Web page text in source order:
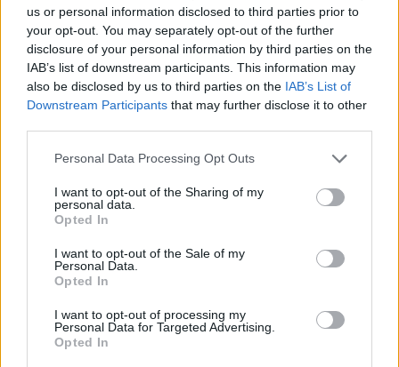
us or personal information disclosed to third parties prior to
your opt-out. You may separately opt-out of the further
disclosure of your personal information by third parties on the
IAB’s list of downstream participants. This information may
also be disclosed by us to third parties on the IAB’s List of
Downstream Participants that may further disclose it to other
Personal Data Processing Opt Outs
I want to opt-out of the Sharing of my
personal data.
Opted In
I want to opt-out of the Sale of my
Personal Data.
Opted In
I want to opt-out of processing my
Personal Data for Targeted Advertising.
Opted In
Το βίντεο έχει ξεπεράσει το μισό εκατομμύριο
προβολές ενώ τα σχόλια για τη γιαγιά και τον
εγγονό είναι επικά.